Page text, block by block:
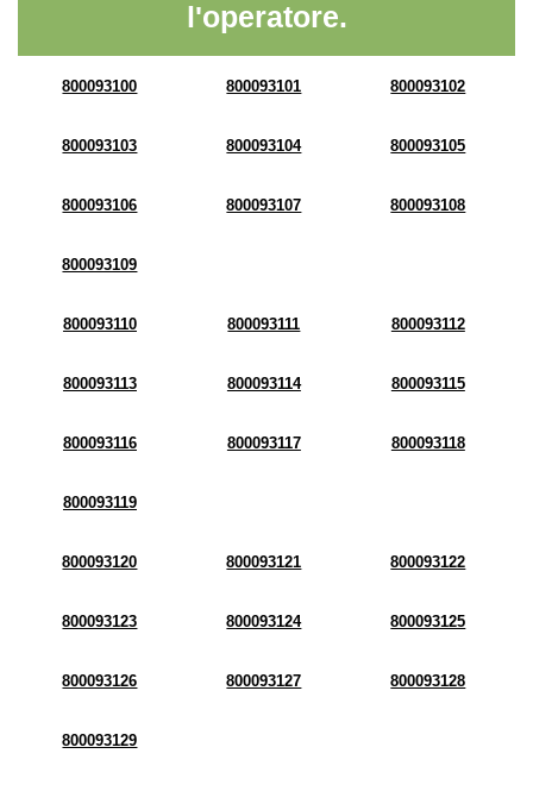
l'operatore.
800093100 800093101 800093102
800093103 800093104 800093105
800093106 800093107 800093108
800093109
800093110 800093111 800093112
800093113 800093114 800093115
800093116 800093117 800093118
800093119
800093120 800093121 800093122
800093123 800093124 800093125
800093126 800093127 800093128
800093129